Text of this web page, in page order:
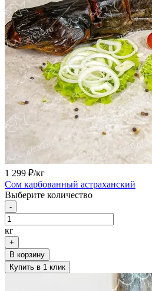
1 299 ₽/кг
Сом карбованный астраханский
Выберите количество
-
кг
+
В корзину
Купить в 1 клик